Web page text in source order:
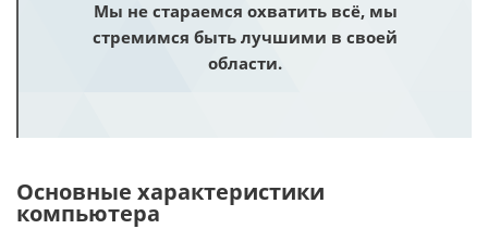
Мы не стараемся охватить всё, мы
стремимся быть лучшими в своей
области.
Основные характеристики
компьютера